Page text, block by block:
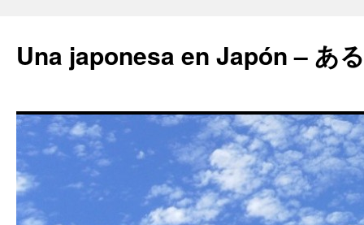
Una japonesa en Japón – あ